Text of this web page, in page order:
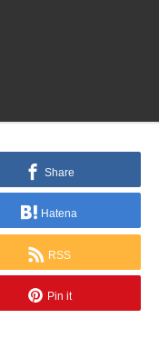
Share
Hatena
RSS
Pin it